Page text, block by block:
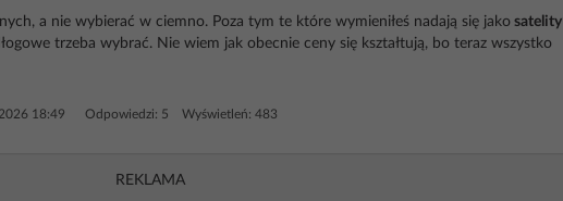
a nie wybierać w ciemno. Poza tym te które wymieniłeś nadają się jako satelity
trzeba wybrać. Nie wiem jak obecnie ceny się kształtują, bo teraz wszystko
18:49 Odpowiedzi: 5 Wyświetleń: 483
REKLAMA